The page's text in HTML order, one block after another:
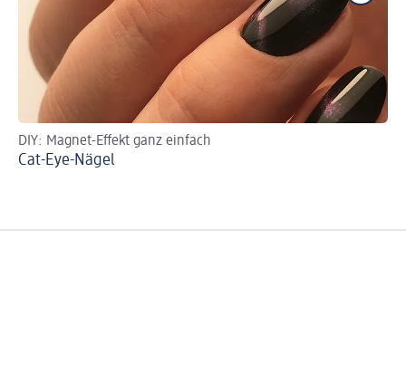
DIY: Magnet-Effekt ganz einfach
Cat-Eye-Nägel